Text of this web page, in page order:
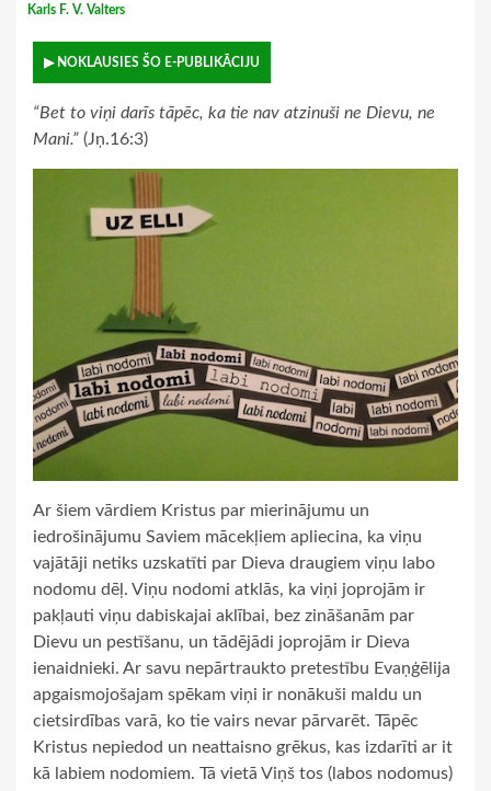
Karls F. V. Valters
▶ NOKLAUSIES ŠO E-PUBLIKĀCIJU
“Bet to viņi darīs tāpēc, ka tie nav atzinuši ne Dievu, ne
Mani.” (Jņ.16:3)
Ar šiem vārdiem Kristus par mierinājumu un
iedrošinājumu Saviem mācekļiem apliecina, ka viņu
vajātāji netiks uzskatīti par Dieva draugiem viņu labo
nodomu dēļ. Viņu nodomi atklās, ka viņi joprojām ir
pakļauti viņu dabiskajai aklībai, bez zināšanām par
Dievu un pestīšanu, un tādējādi joprojām ir Dieva
ienaidnieki. Ar savu nepārtraukto pretestību Evaņģēlija
apgaismojošajam spēkam viņi ir nonākuši maldu un
cietsirdības varā, ko tie vairs nevar pārvarēt. Tāpēc
Kristus nepiedod un neattaisno grēkus, kas izdarīti ar it
kā labiem nodomiem. Tā vietā Viņš tos (labos nodomus)